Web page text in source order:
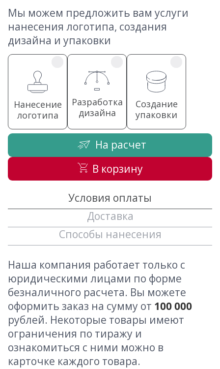
Мы можем предложить вам услуги
нанесения логотипа, создания
дизайна и упаковки
Нанесение
логотипа
Разработка
дизайна
Создание
упаковки
На расчет
В корзину
Условия оплаты
Доставка
Способы нанесения
Наша компания работает только с
юридическими лицами по форме
безналичного расчета. Вы можете
оформить заказ на сумму от 100 000
рублей. Некоторые товары имеют
ограничения по тиражу и
ознакомиться с ними можно в
карточке каждого товара.